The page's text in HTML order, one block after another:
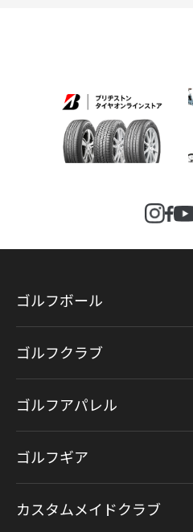
ゴルフボール
ゴルフクラブ
ゴルフアパレル
ゴルフギア
カスタムメイドクラブ